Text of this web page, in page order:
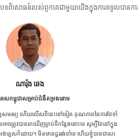
ទពិសោធន៍របស់ពួកគេជាមួយយើងក្នុងការទទួលបានក
សានដាដាស
លាដែសសម្រាប់ជំងឺក្រពះពោះវៀន
ប្រុសរបស់ខ្ញុំ និងក្រុមដ៏អស្ចារ្យរបស់ GoMedii ដែល
របស់ខ្ញុំពីបង់ក្លាដែសទៅកាន់ប្រទេសឥណ្ឌាដើម្បីទទួលការ
រើសរើសត្រឹមត្រូវក្នុងការជ្រើសរើស GoMedii ។ ពួកគេ